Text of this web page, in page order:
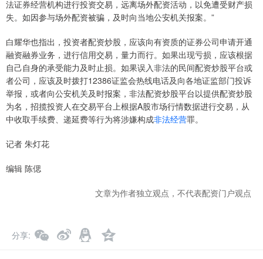
法证券经营机构进行投资交易，远离场外配资活动，以免遭受财产损
失。如因参与场外配资被骗，及时向当地公安机关报案。”
白耀华也指出，投资者配资炒股，应该向有资质的证券公司申请开通
融资融券业务，进行信用交易，量力而行。如果出现亏损，应该根据
自己自身的承受能力及时止损。如果误入非法的民间配资炒股平台或
者公司，应该及时拨打12386证监会热线电话及向各地证监部门投诉
举报，或者向公安机关及时报案，非法配资炒股平台以提供配资炒股
为名，招揽投资人在交易平台上根据A股市场行情数据进行交易，从
中收取手续费、递延费等行为将涉嫌构成非法经营罪。
记者 朱灯花
编辑 陈偲
文章为作者独立观点，不代表配资门户观点
分享